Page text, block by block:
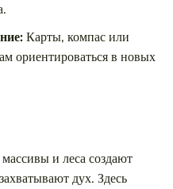
Карты, компас или
ориентироваться в новых
и леса создают
дух. Здесь